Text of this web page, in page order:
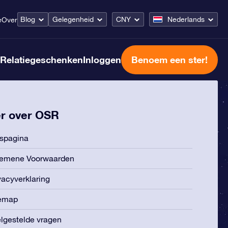
Over Blog Gelegenheid CNY Nederlands
RelatiegeschenkenInloggen Benoem een ster!
over OSR
Voorwaarden
vragen